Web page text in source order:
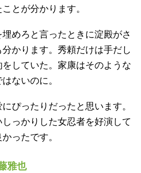
とが分かります。
めろと言ったときに淀殿がさ
かります。秀頼だけは手だし
していた。家康はそのような
ないのに。
ぴったりだったと思います。
っかりした女忍者を好演して
ったです。
雅也